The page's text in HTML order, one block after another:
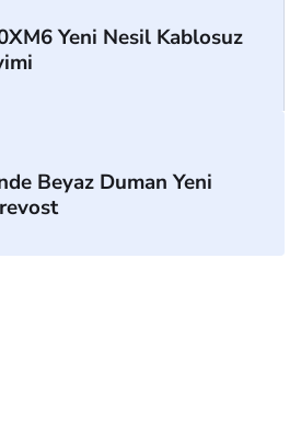
Yeni Nesil Kablosuz
Beyaz Duman Yeni